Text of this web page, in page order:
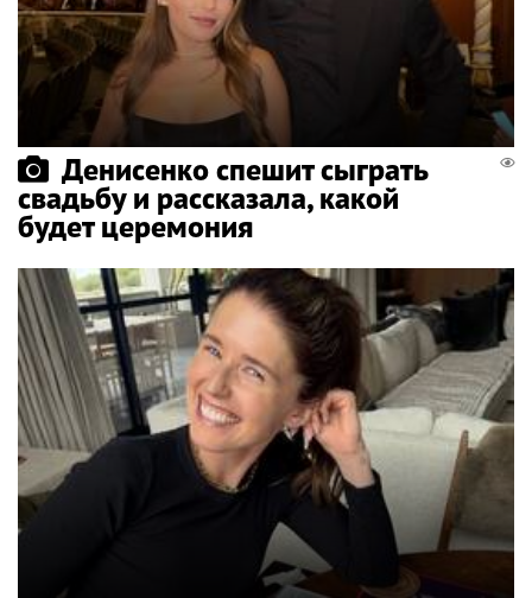
Денисенко спешит сыграть
свадьбу и рассказала, какой
будет церемония